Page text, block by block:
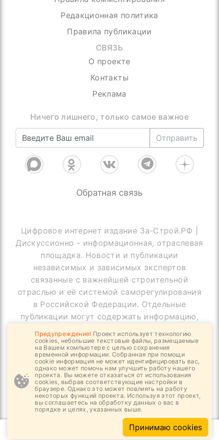
Редакционная политика
Правила публикации
СВЯЗЬ
О проекте
Контакты
Реклама
Ничего лишнего, только самое важное
Отправить
Обратная связь
Цифровое интернет издание За-Строй.РФ |
Дискуссионно - информационная, отраслевая
площадка. Новости и публикации
независимых и зависимых экспертов
связанные с важнейшей строительной
отраслью и её системой саморегулирования
в Российской Федерации. Отдельные
публикации могут содержать информацию,
до 18 лет
© Copyright За-Строй.РФ, 2019 - 2026
Все права защищены
Предупреждение! Проект использует технологию
cookies, небольшие текстовые файлы, размещаемые
на Вашем компьютере с целью сохранения
временной информации. Собранная при помощи
cookie информация не может идентифицировать вас,
однако может помочь нам улучшить работу нашего
проекта. Вы можете отказаться от использования
cookies, выбрав соответствующие настройки в
браузере. Однако это может повлиять на работу
некоторых функций проекта. Используя этот проект,
вы соглашаетесь на обработку данных о вас в
порядке и целях, указанных выше.
Принимаю cookies